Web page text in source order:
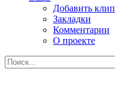
Добавить клип
Закладки
Комментарии
О проекте